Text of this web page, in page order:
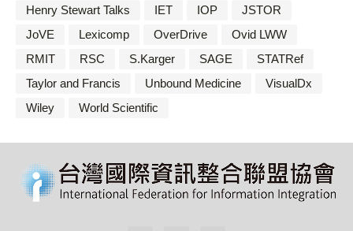
Henry Stewart Talks
IET IOP
JSTOR
JoVE
Lexicomp OverDrive
Ovid LWW
RMIT
RSC S.Karger SAGE
STATRef
Taylor and Francis
Unbound Medicine
VisualDx
Wiley
World Scientific